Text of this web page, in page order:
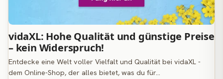
vidaXL: Hohe Qualität und günstige Preise
– kein Widerspruch!
Entdecke eine Welt voller Vielfalt und Qualität bei vidaXL -
dem Online-Shop, der alles bietet, was du für…